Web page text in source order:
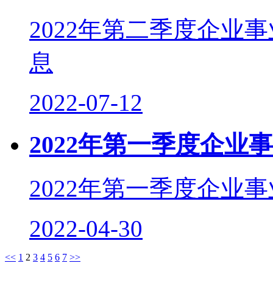
2022年第二季度企业
息
2022-07-12
2022年第一季度企业
2022年第一季度企业
2022-04-30
<< 1 2 3 4 5 6 7 >>